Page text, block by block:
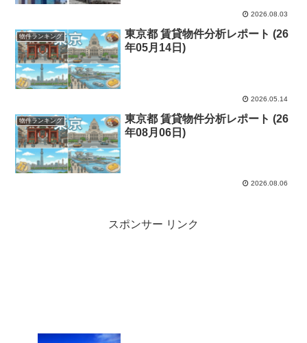
2026.08.03
物件ランキング
東京都 賃貸物件分析レポート (26
年05月14日)
2026.05.14
物件ランキング
東京都 賃貸物件分析レポート (26
年08月06日)
2026.08.06
スポンサー リンク